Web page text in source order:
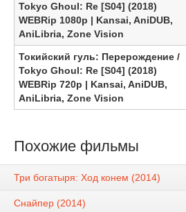
Tokyo Ghoul: Re [S04] (2018)
WEBRip 1080p | Kansai, AniDUB,
AniLibria, Zone Vision
Токийский гуль: Перерождение /
Tokyo Ghoul: Re [S04] (2018)
WEBRip 720p | Kansai, AniDUB,
AniLibria, Zone Vision
Похожие фильмы
Три богатыря: Ход конем (2014)
Снайпер (2014)